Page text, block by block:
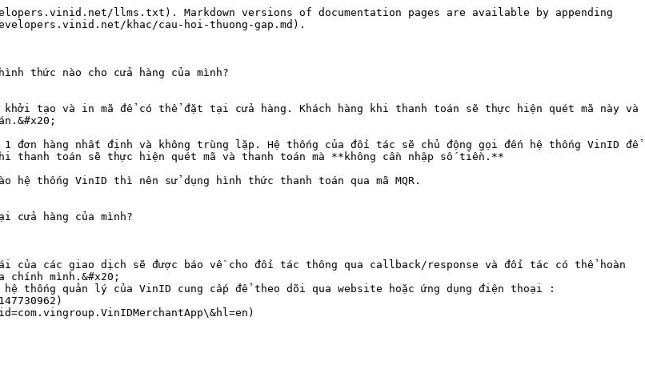
llms.txt). Markdown versions of documentation pages are available by appending
khac/cau-hoi-thuong-gap.md).
thức nào cho cửa hàng của mình?
tạo và in mã để có thể đặt tại cửa hàng. Khách hàng khi thanh toán sẽ thực hiện quét mã này và
đơn hàng nhất định và không trùng lặp. Hệ thống của đối tác sẽ chủ động gọi đến hệ thống VinID để
thanh toán sẽ thực hiện quét mã và thanh toán mà **không cần nhập số tiền.**
thống VinID thì nên sử dụng hình thức thanh toán qua mã MQR.
hàng của mình?
các giao dịch sẽ được báo về cho đối tác thông qua callback/response và đối tác có thể hoàn
mình.&#x20;
thống quản lý của VinID cung cấp để theo dõi qua website hoặc ứng dụng điện thoại :